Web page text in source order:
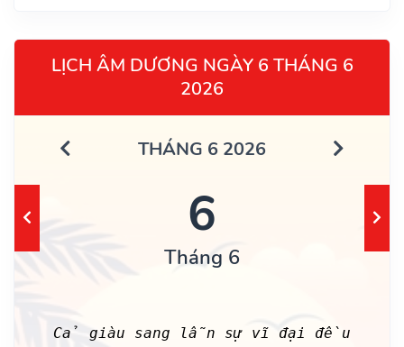
LỊCH ÂM DƯƠNG NGÀY 6 THÁNG 6
2026
THÁNG 6 2026
6
Tháng 6
Cả giàu sang lẫn sự vĩ đại đều